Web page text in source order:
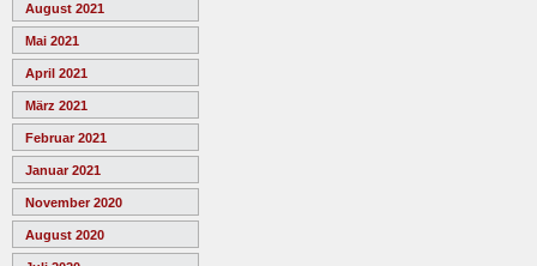
August 2021
Mai 2021
April 2021
März 2021
Februar 2021
Januar 2021
November 2020
August 2020